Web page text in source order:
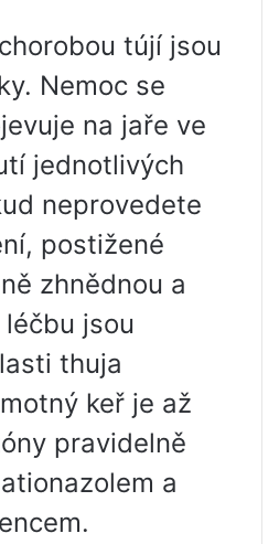
tújí jsou
Nemoc se
na jaře ve
jednotlivých
neprovedete
postižené
zhnědnou a
jsou
thuja
keř je až
pravidelně
a